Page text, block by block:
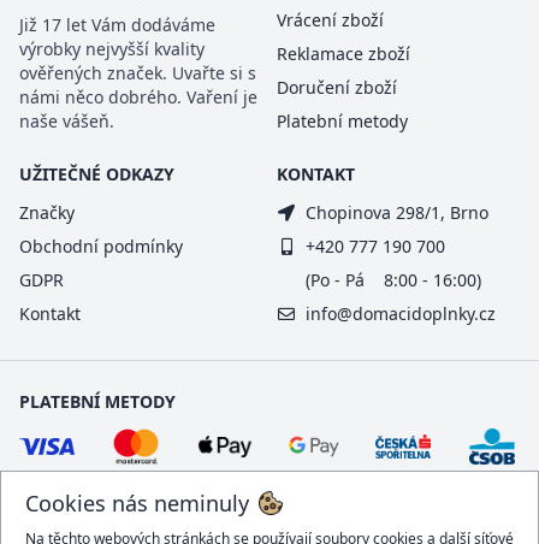
Cookies nás neminuly
Na těchto webových stránkách se používají soubory cookies a další síťové
Již 17 let Vám dodáváme
výrobky nejvyšší kvality
ověřených značek. Uvařte si s
námi něco dobrého. Vaření je
naše vášeň.
Vrácení zboží
Reklamace zboží
Doručení zboží
Platební metody
UŽITEČNÉ ODKAZY
Značky
Obchodní podmínky
GDPR
Kontakt
KONTAKT
Chopinova 298/1, Brno
+420 777 190 700
(Po - Pá 8:00 - 16:00)
info@domacidoplnky.cz
PLATEBNÍ METODY